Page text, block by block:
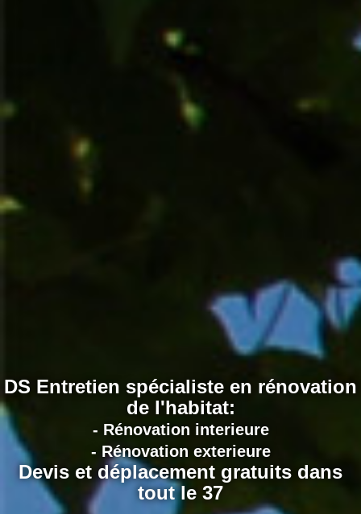
DS Entretien spécialiste en rénovation
de l'habitat:
- Rénovation interieure
- Rénovation exterieure
Devis et déplacement gratuits dans
tout le 37